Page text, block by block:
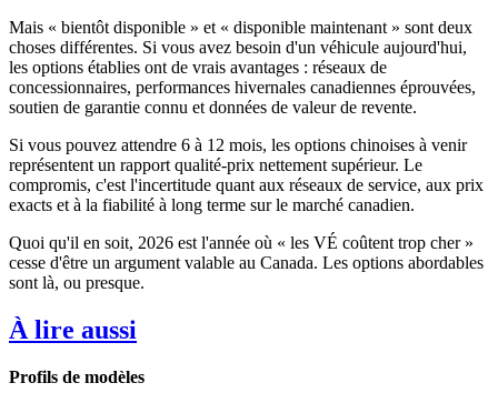
Mais « bientôt disponible » et « disponible maintenant » sont deux
choses différentes. Si vous avez besoin d'un véhicule aujourd'hui,
les options établies ont de vrais avantages : réseaux de
concessionnaires, performances hivernales canadiennes éprouvées,
soutien de garantie connu et données de valeur de revente.
Si vous pouvez attendre 6 à 12 mois, les options chinoises à venir
représentent un rapport qualité-prix nettement supérieur. Le
compromis, c'est l'incertitude quant aux réseaux de service, aux prix
exacts et à la fiabilité à long terme sur le marché canadien.
Quoi qu'il en soit, 2026 est l'année où « les VÉ coûtent trop cher »
cesse d'être un argument valable au Canada. Les options abordables
sont là, ou presque.
À lire aussi
Profils de modèles